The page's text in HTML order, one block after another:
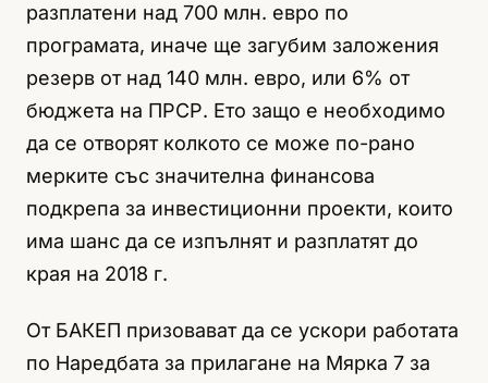
разплатени над 700 млн. евро по
програмата, иначе ще загубим заложения
резерв от над 140 млн. евро, или 6% от
бюджета на ПРСР. Ето защо е необходимо
да се отворят колкото се може по-рано
мерките със значителна финансова
подкрепа за инвестиционни проекти, които
има шанс да се изпълнят и разплатят до
края на 2018 г.
От БАКЕП призовават да се ускори работата
по Наредбата за прилагане на Мярка 7 за